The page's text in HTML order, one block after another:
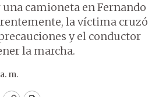
camioneta en Fernando
la víctima cruzó
y el conductor
la marcha.
m.